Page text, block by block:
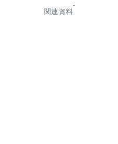
関連資料
-